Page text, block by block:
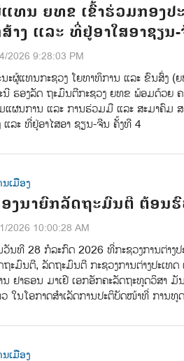
ທນ ຍທຂ ເຂົ້າຮ່ວມກອງປ
າງ ແລະ ທີ່ຢູ່ອາໃສອາຊຽນ
2026 9:28:03 PM
ນະຜູ້ແທນກະຊວງ ໂຍທາທິການ ແລະ ຂົນສົ່ງ (
ນີ ຮອງລັດ ຖະມົນຕີກະຊວງ ຍທຂ ພ້ອມດ້ວຍ ຄ
ແຜນການ ແລະ ການຮ່ວມມື ແລະ ສະມາຄົມ
ລະ ທີ່ຢູ່ອາໄສອາ ຊຽນ-ຈີນ ຄັ້ງທີ 4
ນເມືອງ
ງນາຍົກລັດຖະມົນຕີ ຕ້ອນ
2026 10:00:28 AM
ວັນທີ 28 ກໍລະກົດ 2026 ທີ່ກະຊວງການຕ່າງ
ຖະມົນຕີ, ລັດຖະມົນຕີ ກະຊວງການຕ່າງປະເທ
ນ ຢາຣອນ ມາເຢີ ເອກອັກຄະລັດຖະທູດວິສາ
ວ ໃນໂອກາດສໍາເລັດການປະຕິບັດໜ້າທີ່ ການທູ
ນເມືອງ